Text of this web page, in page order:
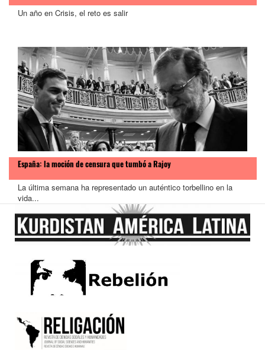
Un año en Crisis, el reto es salir
España: la moción de censura que tumbó a Rajoy
La última semana ha representado un auténtico torbellino en la
vida...